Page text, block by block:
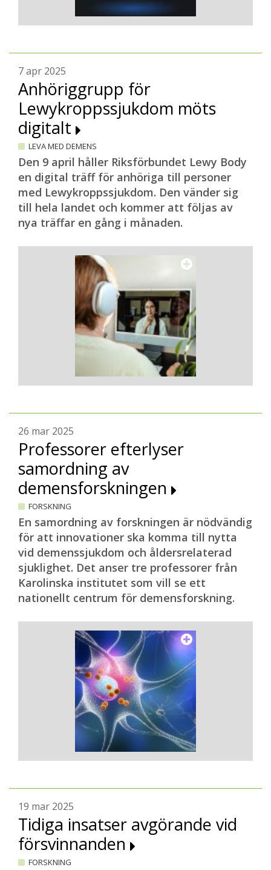
7 apr 2025
Anhöriggrupp för
Lewykroppssjukdom möts
digitalt
LEVA MED DEMENS
Den 9 april håller Riksförbundet Lewy Body
en digital träff för anhöriga till personer
med Lewykroppssjukdom. Den vänder sig
till hela landet och kommer att följas av
nya träffar en gång i månaden.
26 mar 2025
Professorer efterlyser
samordning av
demensforskningen
FORSKNING
En samordning av forskningen är nödvändig
för att innovationer ska komma till nytta
vid demenssjukdom och åldersrelaterad
sjuklighet. Det anser tre professorer från
Karolinska institutet som vill se ett
nationellt centrum för demensforskning.
19 mar 2025
Tidiga insatser avgörande vid
försvinnanden
FORSKNING